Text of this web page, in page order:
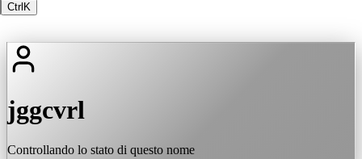
Ctrl K
jggcvrl
Controllando lo stato di questo nome